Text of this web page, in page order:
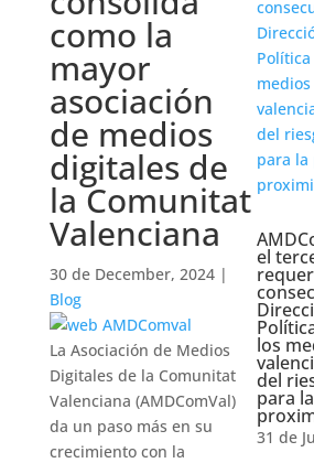
como la
mayor
asociación
de medios
digitales de
la Comunitat
Valenciana
30 de December, 2024|
Blog
La Asociación de Medios
Digitales de la Comunitat
Valenciana (AMDComVal)
da un paso más en su
crecimiento con la
el
los
del
para
31 de